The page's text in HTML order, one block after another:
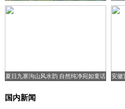
夏日九寨沟山风水韵 自然纯净宛如童话
安徽
国内新闻